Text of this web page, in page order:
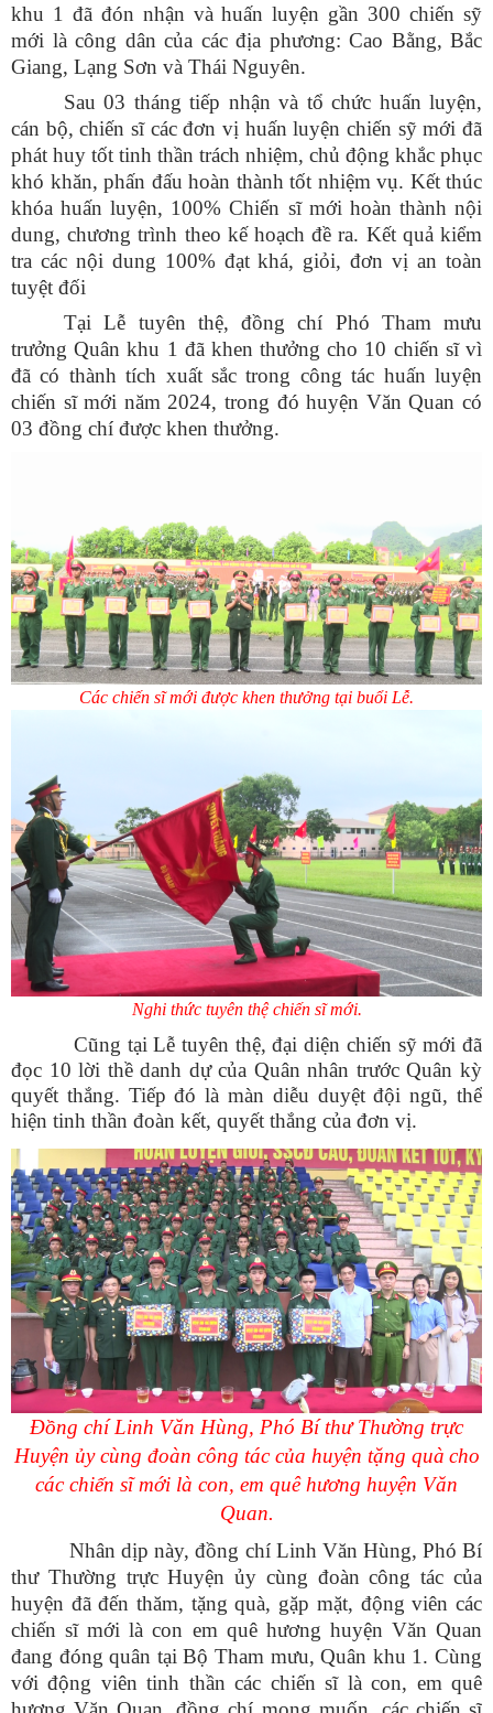
khu 1 đã đón nhận và huấn luyện gần 300 chiến sỹ
mới là công dân của các địa phương: Cao Bằng, Bắc
Giang, Lạng Sơn và Thái Nguyên.
Sau 03 tháng tiếp nhận và tổ chức huấn luyện,
cán bộ, chiến sĩ các đơn vị huấn luyện chiến sỹ mới đã
phát huy tốt tinh thần trách nhiệm, chủ động khắc phục
khó khăn, phấn đấu hoàn thành tốt nhiệm vụ. Kết thúc
khóa huấn luyện, 100% Chiến sĩ mới hoàn thành nội
dung, chương trình theo kế hoạch đề ra. Kết quả kiểm
tra các nội dung 100% đạt khá, giỏi, đơn vị an toàn
tuyệt đối
Tại Lễ tuyên thệ, đồng chí Phó Tham mưu
trưởng Quân khu 1 đã khen thưởng cho 10 chiến sĩ vì
đã có thành tích xuất sắc trong công tác huấn luyện
chiến sĩ mới năm 2024, trong đó huyện Văn Quan có
03 đồng chí được khen thưởng.
Các chiến sĩ mới được khen thưởng tại buổi Lễ.
Nghi thức tuyên thệ chiến sĩ mới.
Cũng tại Lễ tuyên thệ, đại diện chiến sỹ mới đã
đọc 10 lời thề danh dự của Quân nhân trước Quân kỳ
quyết thắng. Tiếp đó là màn diễu duyệt đội ngũ, thể
hiện tinh thần đoàn kết, quyết thắng của đơn vị.
Đồng chí Linh Văn Hùng, Phó Bí thư Thường trực
Huyện ủy cùng đoàn công tác của huyện tặng quà cho
các chiến sĩ mới là con, em quê hương huyện Văn
Quan.
Nhân dịp này, đồng chí Linh Văn Hùng, Phó Bí
thư Thường trực Huyện ủy cùng đoàn công tác của
huyện đã đến thăm, tặng quà, gặp mặt, động viên các
chiến sĩ mới là con em quê hương huyện Văn Quan
đang đóng quân tại Bộ Tham mưu, Quân khu 1. Cùng
với động viên tinh thần các chiến sĩ là con, em quê